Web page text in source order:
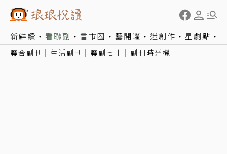
新鮮讀 看聯副 書市圈 藝開罐 迷創作 星劇點
聯合副刊 生活副刊 聯副七十 副刊時光機